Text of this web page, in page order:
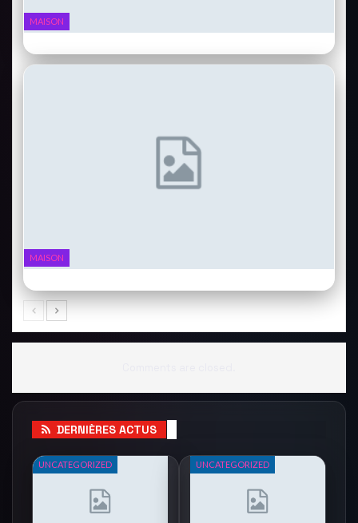
MAISON
MAISON
DERNIÈRES ACTUS
UNCATEGORIZED UNCATEGORIZED